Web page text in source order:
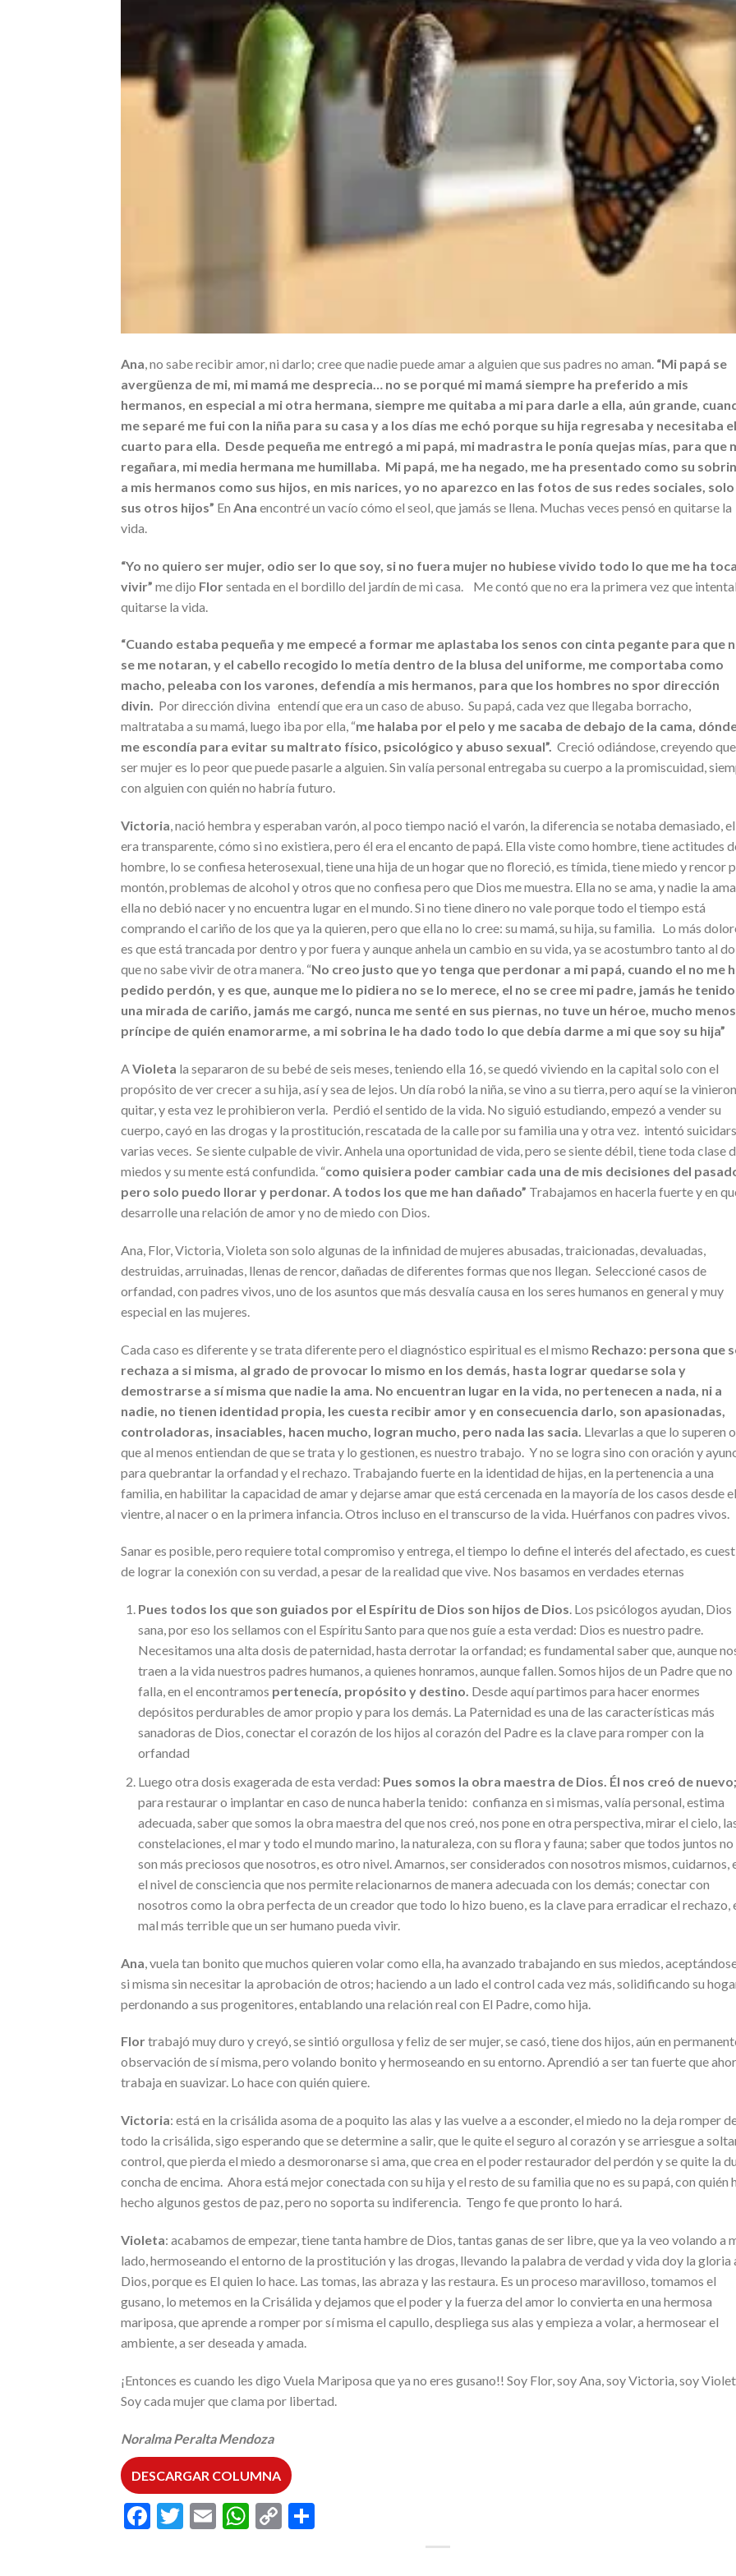
Ana , no sabe recibir amor, ni darlo; cree que nadie puede amar a alguien que sus padres no aman. “Mi papá se
avergüenza de mi, mi mamá me desprecia… no se porqué mi mamá siempre ha preferido a mis
hermanos, en especial a mi otra hermana, siempre me quitaba a mi para darle a ella, aún grande,
me separé me fui con la niña para su casa y a los días me echó porque su hija regresaba y necesitaba el
cuarto para ella. Desde pequeña me entregó a mi papá, mi madrastra le ponía quejas mías, para que
regañara, mi media hermana me humillaba. Mi papá, me ha negado, me ha presentado como su
a mis hermanos como sus hijos, en mis narices, yo no aparezco en las fotos de sus redes sociales, solo
sus otros hijos” En Ana encontré un vacío cómo el seol, que jamás se llena. Muchas veces pensó en quitarse la
vida.
“Yo no quiero ser mujer, odio ser lo que soy, si no fuera mujer no hubiese vivido todo lo que me ha
vivir” me dijo Florsentada en el bordillo del jardín de mi casa. Me contó que no era la primera vez que
quitarse la vida.
“Cuando estaba pequeña y me empecé a formar me aplastaba los senos con cinta pegante para que
se me notaran, y el cabello recogido lo metía dentro de la blusa del uniforme, me comportaba como
macho, peleaba con los varones, defendía a mis hermanos, para que los hombres no spor dirección
divin. Por dirección divina entendí que era un caso de abuso. Su papá, cada vez que llegaba borracho,
maltrataba a su mamá, luego iba por ella, “me halaba por el pelo y me sacaba de debajo de la cama,
me escondía para evitar su maltrato físico, psicológico y abuso sexual”. Creció odiándose, creyendo que
ser mujer es lo peor que puede pasarle a alguien. Sin valía personal entregaba su cuerpo a la promiscuidad,
con alguien con quién no habría futuro.
Victoria, nació hembra y esperaban varón, al poco tiempo nació el varón, la diferencia se notaba demasiado,
era transparente, cómo si no existiera, pero él era el encanto de papá. Ella viste como hombre, tiene actitudes
hombre, lo se confiesa heterosexual, tiene una hija de un hogar que no floreció, es tímida, tiene miedo y rencor
montón, problemas de alcohol y otros que no confiesa pero que Dios me muestra. Ella no se ama, y nadie la
ella no debió nacer y no encuentra lugar en el mundo. Si no tiene dinero no vale porque todo el tiempo está
comprando el cariño de los que ya la quieren, pero que ella no lo cree: su mamá, su hija, su familia. Lo más
es que está trancada por dentro y por fuera y aunque anhela un cambio en su vida, ya se acostumbro tanto al
que no sabe vivir de otra manera. “No creo justo que yo tenga que perdonar a mi papá, cuando el no me
pedido perdón, y es que, aunque me lo pidiera no se lo merece, el no se cree mi padre, jamás he tenido
una mirada de cariño, jamás me cargó, nunca me senté en sus piernas, no tuve un héroe, mucho
príncipe de quién enamorarme, a mi sobrina le ha dado todo lo que debía darme a mi que soy su hija”
AVioleta la separaron de su bebé de seis meses, teniendo ella 16, se quedó viviendo en la capital solo con el
propósito de ver crecer a su hija, así y sea de lejos. Un día robó la niña, se vino a su tierra, pero aquí se la
quitar, y esta vez le prohibieron verla. Perdió el sentido de la vida. No siguió estudiando, empezó a vender su
cuerpo, cayó en las drogas y la prostitución, rescatada de la calle por su familia una y otra vez. intentó
varias veces. Se siente culpable de vivir. Anhela una oportunidad de vida, pero se siente débil, tiene toda clase
miedos y su mente está confundida. “como quisiera poder cambiar cada una de mis decisiones del
pero solo puedo llorar y perdonar. A todos los que me han dañado” Trabajamos en hacerla fuerte y en
desarrolle una relación de amor y no de miedo con Dios.
Ana, Flor, Victoria, Violeta son solo algunas de la infinidad de mujeres abusadas, traicionadas, devaluadas,
destruidas, arruinadas, llenas de rencor, dañadas de diferentes formas que nos llegan. Seleccioné casos de
orfandad, con padres vivos, uno de los asuntos que más desvalía causa en los seres humanos en general y muy
especial en las mujeres.
Cada caso es diferente y se trata diferente pero el diagnóstico espiritual es el mismo Rechazo: persona que
rechaza a si misma, al grado de provocar lo mismo en los demás, hasta lograr quedarse sola y
demostrarse a sí misma que nadie la ama. No encuentran lugar en la vida, no pertenecen a nada, ni a
nadie, no tienen identidad propia, les cuesta recibir amor y en consecuencia darlo, son apasionadas,
controladoras, insaciables, hacen mucho, logran mucho, pero nada las sacia. Llevarlas a que lo superen o
que al menos entiendan de que se trata y lo gestionen, es nuestro trabajo. Y no se logra sino con oración y
para quebrantar la orfandad y el rechazo. Trabajando fuerte en la identidad de hijas, en la pertenencia a una
familia, en habilitar la capacidad de amar y dejarse amar que está cercenada en la mayoría de los casos desde el
vientre, al nacer o en la primera infancia. Otros incluso en el transcurso de la vida. Huérfanos con padres vivos.
Sanar es posible, pero requiere total compromiso y entrega, el tiempo lo define el interés del afectado, es
de lograr la conexión con su verdad, a pesar de la realidad que vive. Nos basamos en verdades eternas
Pues todos los que son guiados por el Espíritu de Dios son hijos de Dios. Los psicólogos ayudan, Dios
sana, por eso los sellamos con el Espíritu Santo para que nos guíe a esta verdad: Dios es nuestro padre.
Necesitamos una alta dosis de paternidad, hasta derrotar la orfandad; es fundamental saber que, aunque
traen a la vida nuestros padres humanos, a quienes honramos, aunque fallen. Somos hijos de un Padre que no
falla, en el encontramos pertenecía, propósito y destino. Desde aquí partimos para hacer enormes
depósitos perdurables de amor propio y para los demás. La Paternidad es una de las características más
sanadoras de Dios, conectar el corazón de los hijos al corazón del Padre es la clave para romper con la
orfandad
Luego otra dosis exagerada de esta verdad: Pues somos la obra maestra de Dios. Él nos creó de nuevo;
para restaurar o implantar en caso de nunca haberla tenido: confianza en si mismas, valía personal, estima
adecuada, saber que somos la obra maestra del que nos creó, nos pone en otra perspectiva, mirar el cielo,
constelaciones, el mar y todo el mundo marino, la naturaleza, con su flora y fauna; saber que todos juntos no
son más preciosos que nosotros, es otro nivel. Amarnos, ser considerados con nosotros mismos, cuidarnos,
el nivel de consciencia que nos permite relacionarnos de manera adecuada con los demás; conectar con
nosotros como la obra perfecta de un creador que todo lo hizo bueno, es la clave para erradicar el rechazo,
mal más terrible que un ser humano pueda vivir.
Ana , vuela tan bonito que muchos quieren volar como ella, ha avanzado trabajando en sus miedos,
si misma sin necesitar la aprobación de otros; haciendo a un lado el control cada vez más, solidificando su
perdonando a sus progenitores, entablando una relación real con El Padre, como hija.
Flortrabajó muy duro y creyó, se sintió orgullosa y feliz de ser mujer, se casó, tiene dos hijos, aún en
observación de sí misma, pero volando bonito y hermoseando en su entorno. Aprendió a ser tan fuerte que
trabaja en suavizar. Lo hace con quién quiere.
Victoria: está en la crisálida asoma de a poquito las alas y las vuelve a a esconder, el miedo no la deja romper
todo la crisálida, sigo esperando que se determine a salir, que le quite el seguro al corazón y se arriesgue a
control, que pierda el miedo a desmoronarse si ama, que crea en el poder restaurador del perdón y se quite la
concha de encima. Ahora está mejor conectada con su hija y el resto de su familia que no es su papá, con quién
hecho algunos gestos de paz, pero no soporta su indiferencia. Tengo fe que pronto lo hará.
Violeta: acabamos de empezar, tiene tanta hambre de Dios, tantas ganas de ser libre, que ya la veo volando a
lado, hermoseando el entorno de la prostitución y las drogas, llevando la palabra de verdad y vida doy la gloria
Dios, porque es El quien lo hace. Las tomas, las abraza y las restaura. Es un proceso maravilloso, tomamos el
gusano, lo metemos en la Crisálida y dejamos que el poder y la fuerza del amor lo convierta en una hermosa
mariposa, que aprende a romper por sí misma el capullo, despliega sus alas y empieza a volar, a hermosear el
ambiente, a ser deseada y amada.
¡Entonces es cuando les digo Vuela Mariposa que ya no eres gusano!! Soy Flor, soy Ana, soy Victoria, soy
Soy cada mujer que clama por libertad.
Noralma Peralta Mendoza
DESCARGAR COLUMNA
Facebook
Twitter
EmailWhatsApp
Copy